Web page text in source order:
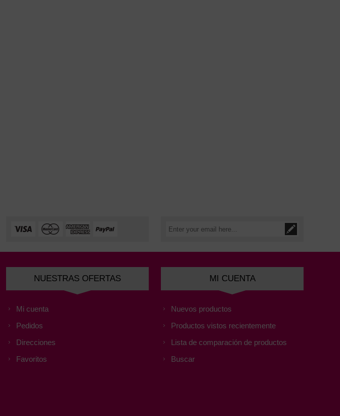
NUESTRAS OFERTAS
Mi cuenta
Pedidos
Direcciones
Favoritos
MI CUENTA
Nuevos productos
Productos vistos recientemente
Lista de comparación de productos
Buscar